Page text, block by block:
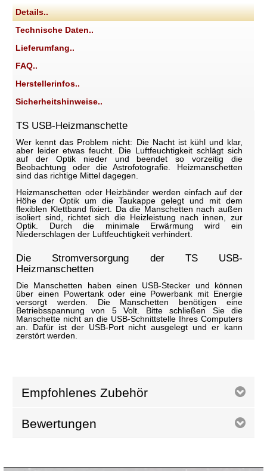
Details..
Technische Daten..
Lieferumfang..
FAQ..
Herstellerinfos..
Sicherheitshinweise..
TS USB-Heizmanschette
Wer kennt das Problem nicht: Die Nacht ist kühl und klar,
aber leider etwas feucht. Die Luftfeuchtigkeit schlägt sich
auf der Optik nieder und beendet so vorzeitig die
Beobachtung oder die Astrofotografie. Heizmanschetten
sind das richtige Mittel dagegen.
Heizmanschetten oder Heizbänder werden einfach auf der
Höhe der Optik um die Taukappe gelegt und mit dem
flexiblen Klettband fixiert. Da die Manschetten nach außen
isoliert sind, richtet sich die Heizleistung nach innen, zur
Optik. Durch die minimale Erwärmung wird ein
Niederschlagen der Luftfeuchtigkeit verhindert.
Die Stromversorgung der TS USB-
Heizmanschetten
Die Manschetten haben einen USB-Stecker und können
über einen Powertank oder eine Powerbank mit Energie
versorgt werden. Die Manschetten benötigen eine
Betriebsspannung von 5 Volt. Bitte schließen Sie die
Manschette nicht an die USB-Schnittstelle Ihres Computers
an. Dafür ist der USB-Port nicht ausgelegt und er kann
zerstört werden.
Empfohlenes Zubehör
Bewertungen